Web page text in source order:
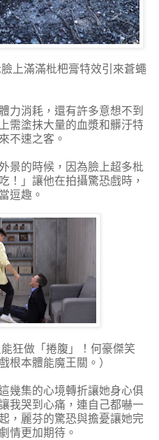
上滿滿枇杷膏特效引來蒼蠅
力消耗，還有許多意想不到
需塗抹大量的血漿和髒汙特
不速之客。
景的時候，因為臉上超多枇
！」讓他在拍攝驚恐戲時，
逗趣。
狂做「捲腹」！何豪傑笑
根本體能魔王關。）
幾集的心境轉折讓她身心俱
我哭到心痛，連自己都嚇一
，麗芬的驚恐與擔憂讓她完
情更加期待。